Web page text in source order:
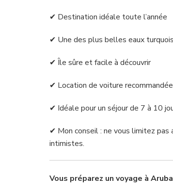
✔ Destination idéale toute l’année
✔ Une des plus belles eaux
✔ Île sûre et facile à découvrir
✔ Location de voiture recommandée
✔ Idéale pour un séjour de 7 à 10
✔ Mon conseil : ne vous limitez
intimistes.
Vous préparez un voyage à